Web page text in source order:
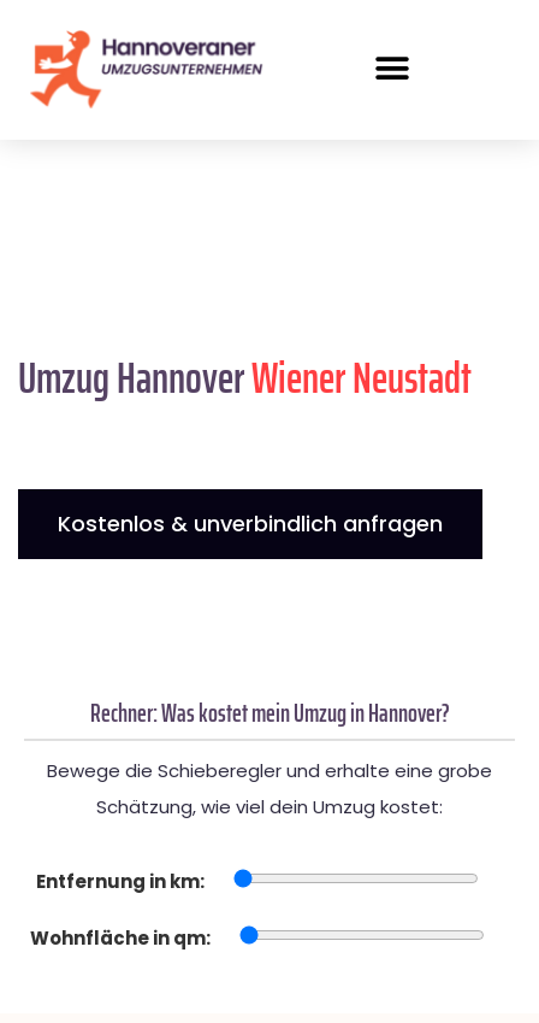
Umzug HannoverWiener Neustadt
Kostenlos & unverbindlich anfragen
Rechner: Was kostet mein Umzug in Hannover?
Bewege die Schieberegler und erhalte eine grobe
Schätzung, wie viel dein Umzug kostet:
Entfernung in km:
Wohnfläche in qm: